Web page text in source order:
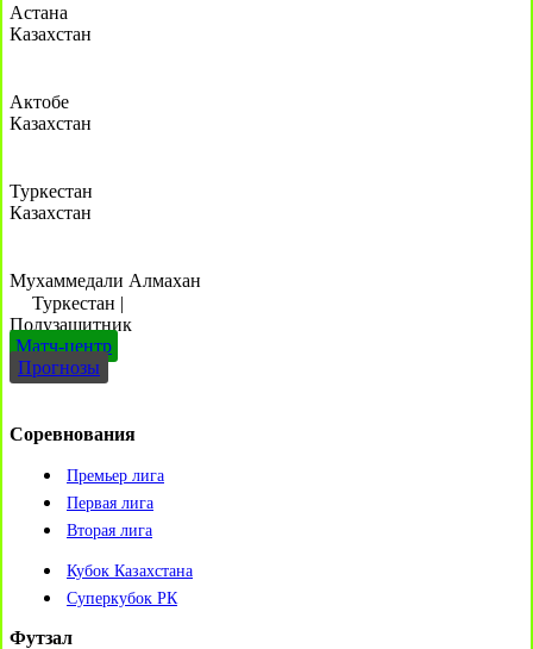
Астана
Казахстан
Актобе
Казахстан
Туркестан
Казахстан
Мухаммедали Алмахан
Туркестан |
Полузащитник
Матч-центр
Прогнозы
Соревнования
Премьер лига
Первая лига
Вторая лига
Кубок Казахстана
Суперкубок РК
Футзал